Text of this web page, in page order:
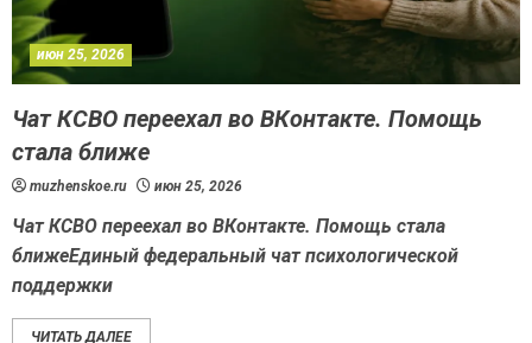
июн 25, 2026
Чат КСВО переехал во ВКонтакте. Помощь
стала ближе
muzhenskoe.ru июн 25, 2026
Чат КСВО переехал во ВКонтакте. Помощь стала
ближеЕдиный федеральный чат психологической
поддержки
ЧИТАТЬ ДАЛЕЕ